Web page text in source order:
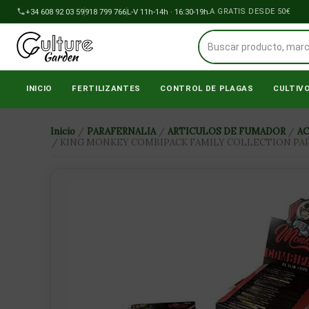
al
contenido
+34 608 92 03 59918 799 766L-V 11h-14h · 16:30-19h
ENVÍOS A PENÍNSULA GRATIS DESDE 50€
INICIO FERTILIZANTES CONTROL DE PLAGAS CULTIVO
Inicio / PARAFERNALIA / ARTICULOS DE FUMADOR /
/ KING MONKEY COMBIPACK FAMILY COLLECTION